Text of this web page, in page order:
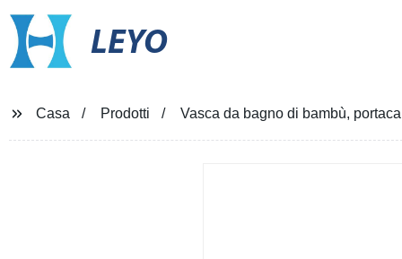
LEYO
Casa Prodotti Vasca da bagno di bambù,